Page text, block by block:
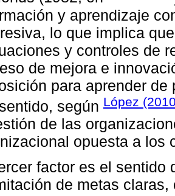
y aprendizaje
lo que implica
y controles de
de mejora e
para aprender
según López
de las
opuesta a los
factor es el sentido
de metas